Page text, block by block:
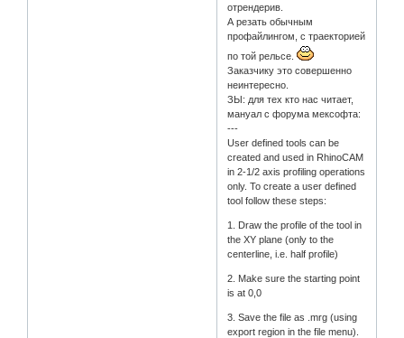
отрендерив.
А резать обычным
профайлингом, с траекторией
по той рельсе.
Заказчику это совершенно
неинтересно.
ЗЫ: для тех кто нас читает,
мануал с форума мексофта:
---
User defined tools can be
created and used in RhinoCAM
in 2-1/2 axis profiling operations
only. To create a user defined
tool follow these steps:
1. Draw the profile of the tool in
the XY plane (only to the
centerline, i.e. half profile)
2. Make sure the starting point
is at 0,0
3. Save the file as .mrg (using
export region in the file menu).